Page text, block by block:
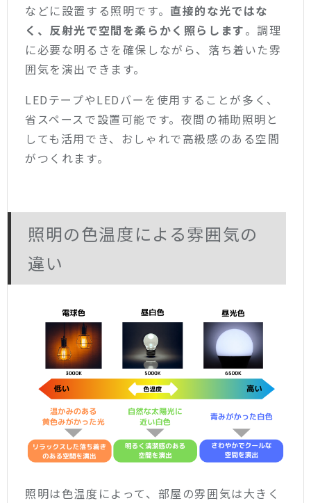
などに設置する照明です。 直接的な光ではな
く、反射光で空間を柔らかく照らします。調理
に必要な明るさを確保しながら、落ち着いた雰
囲気を演出できます。
LEDテープやLEDバーを使用することが多く、
省スペースで設置可能です。夜間の補助照明と
しても活用でき、おしゃれで高級感のある空間
がつくれます。
照明の色温度による雰囲気の
違い
照明は色温度によって、部屋の雰囲気は大きく